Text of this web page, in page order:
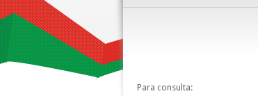
Para consulta: